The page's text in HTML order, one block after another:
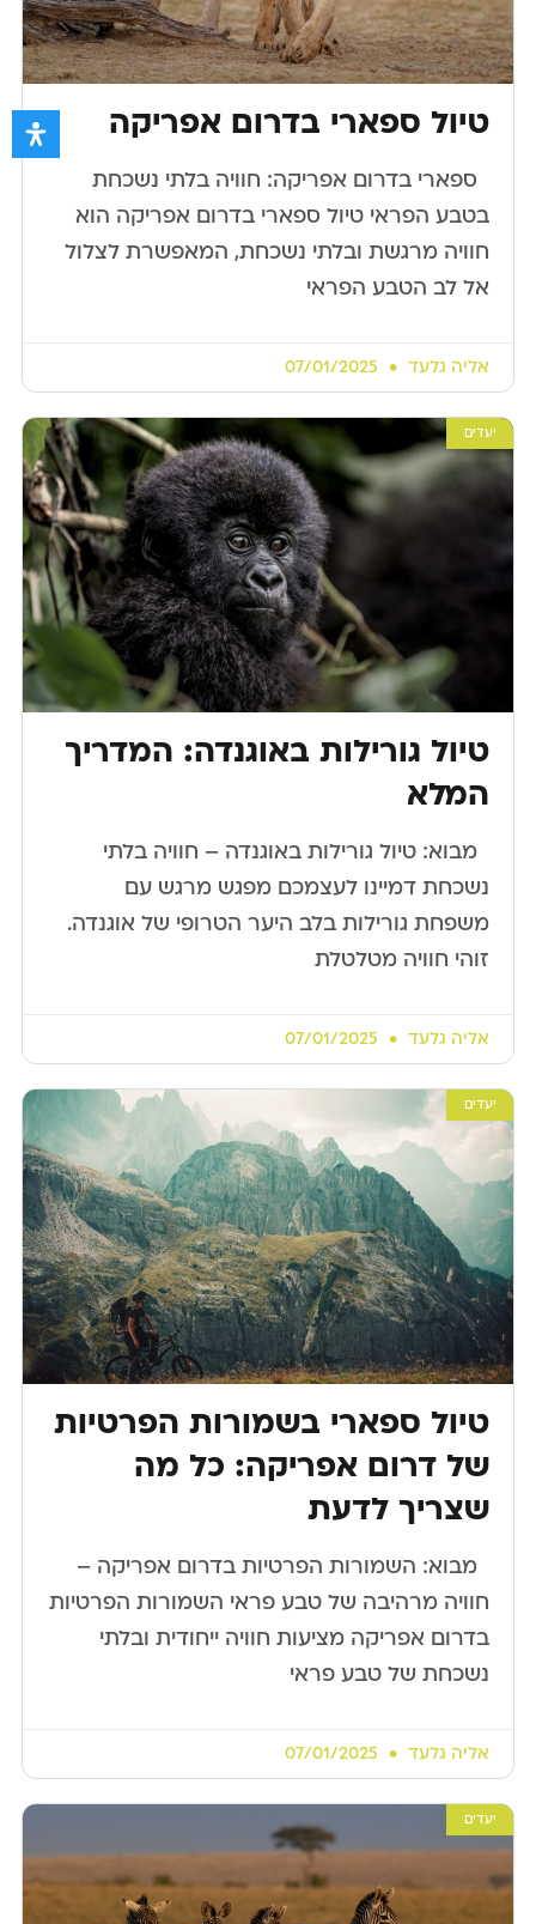
טיול ספארי בדרום אפריקה
​ ​ ספארי בדרום אפריקה: חוויה בלתי נשכחת
בטבע הפראי טיול ספארי בדרום אפריקה הוא
חוויה מרגשת ובלתי נשכחת, המאפשרת לצלול
אל לב הטבע הפראי
אליה גלעד
יעדים
טיול גורילות באוגנדה: המדריך
המלא
​ ​ מבוא: טיול גורילות באוגנדה – חוויה בלתי
נשכחת דמיינו לעצמכם מפגש מרגש עם
משפחת גורילות בלב היער הטרופי של אוגנדה.
זוהי חוויה מטלטלת
אליה גלעד
יעדים
טיול ספארי בשמורות הפרטיות
של דרום אפריקה: כל מה
שצריך לדעת
​ ​ מבוא: השמורות הפרטיות בדרום אפריקה –
חוויה מרהיבה של טבע פראי השמורות הפרטיות
בדרום אפריקה מציעות חוויה ייחודית ובלתי
נשכחת של טבע פראי
אליה גלעד
יעדים